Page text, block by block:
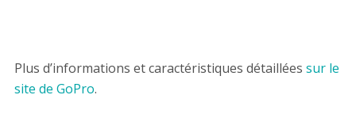
Plus d’informations et caractéristiques détaillées sur le
site de GoPro.